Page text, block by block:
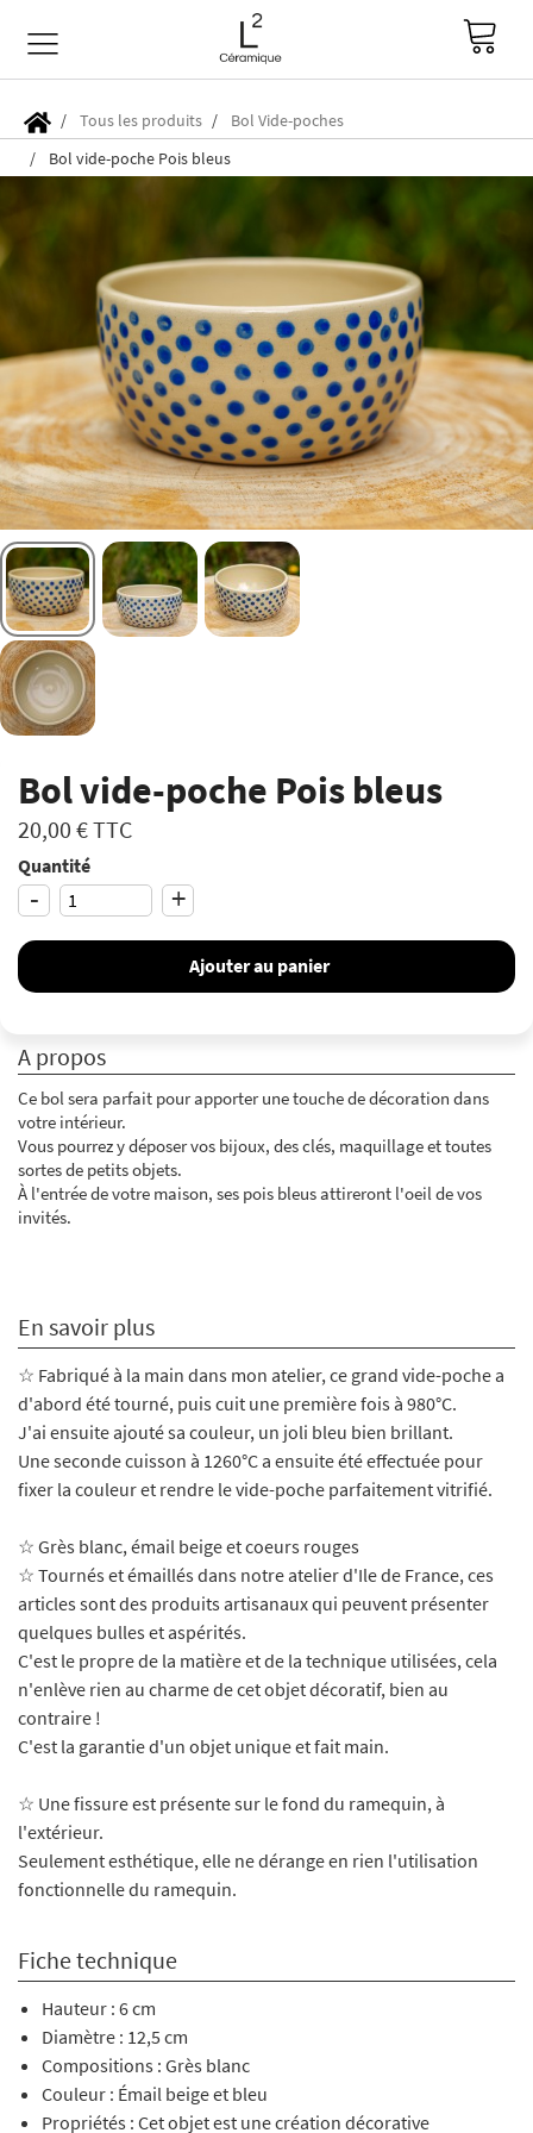
Tous les produits
Bol Vide-poches
Bol vide-poche Pois bleus
Bol vide-poche Pois bleus
20,00 €TTC
Quantité
- +
Ajouter au panier
A propos
Ce bol sera parfait pour apporter une touche de décoration dans
votre intérieur.
Vous pourrez y déposer vos bijoux, des clés, maquillage et toutes
sortes de petits objets.
À l'entrée de votre maison, ses pois bleus attireront l'oeil de vos
invités.
En savoir plus
☆ Fabriqué à la main dans mon atelier, ce grand vide-poche a
d'abord été tourné, puis cuit une première fois à 980°C.
J'ai ensuite ajouté sa couleur, un joli bleu bien brillant.
Une seconde cuisson à 1260°C a ensuite été effectuée pour
fixer la couleur et rendre le vide-poche parfaitement vitrifié.
☆ Grès blanc, émail beige et coeurs rouges
☆ Tournés et émaillés dans notre atelier d'Ile de France, ces
articles sont des produits artisanaux qui peuvent présenter
quelques bulles et aspérités.
C'est le propre de la matière et de la technique utilisées, cela
n'enlève rien au charme de cet objet décoratif, bien au
contraire !
C'est la garantie d'un objet unique et fait main.
☆ Une fissure est présente sur le fond du ramequin, à
l'extérieur.
Seulement esthétique, elle ne dérange en rien l'utilisation
fonctionnelle du ramequin.
Fiche technique
Hauteur : 6 cm
Diamètre : 12,5 cm
Compositions : Grès blanc
Couleur : Émail beige et bleu
Propriétés : Cet objet est une création décorative